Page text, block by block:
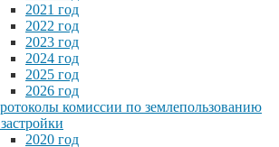
2021 год
2022 год
2023 год
2024 год
2025 год
2026 год
комиссии по землепользованию
2020 год